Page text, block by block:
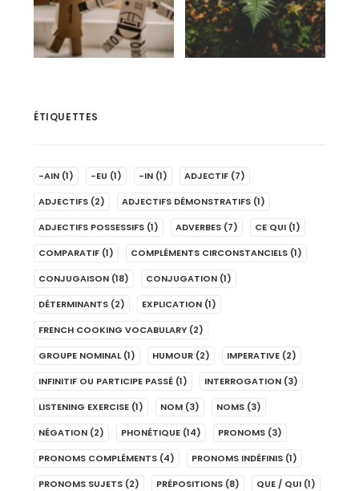
ÉTIQUETTES
-AIN (1) -EU (1) -IN (1) ADJECTIF (7)
ADJECTIFS (2) ADJECTIFS DÉMONSTRATIFS (1)
ADJECTIFS POSSESSIFS (1) ADVERBES (7) CE QUI (1)
COMPARATIF (1) COMPLÉMENTS CIRCONSTANCIELS (1)
CONJUGAISON (18) CONJUGATION (1)
DÉTERMINANTS (2) EXPLICATION (1)
FRENCH COOKING VOCABULARY (2)
GROUPE NOMINAL (1) HUMOUR (2) IMPERATIVE (2)
INFINITIF OU PARTICIPE PASSÉ (1) INTERROGATION (3)
LISTENING EXERCISE (1) NOM (3) NOMS (3)
NÉGATION (2) PHONÉTIQUE (14) PRONOMS (3)
PRONOMS COMPLÉMENTS (4) PRONOMS INDÉFINIS (1)
PRONOMS SUJETS (2) PRÉPOSITIONS (8) QUE / QUI (1)